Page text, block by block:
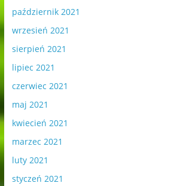
październik 2021
wrzesień 2021
sierpień 2021
lipiec 2021
czerwiec 2021
maj 2021
kwiecień 2021
marzec 2021
luty 2021
styczeń 2021